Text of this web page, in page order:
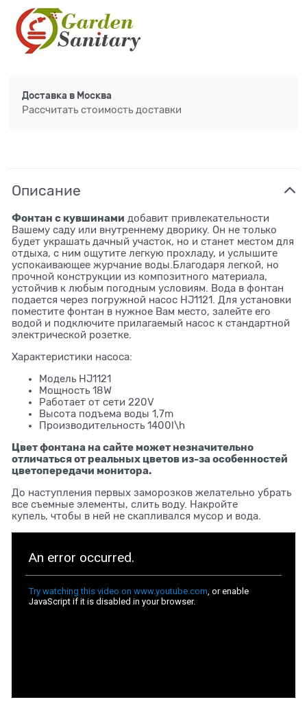
Доставка в Москва
Рассчитать стоимость доставки
Описание
Фонтан с кувшинами добавит привлекательности
Вашему саду или внутреннему дворику. Он не только
будет украшать дачный участок, но и станет местом для
отдыха, с ним ощутите легкую прохладу, и услышите
успокаивающее журчание воды.Благодаря легкой, но
прочной конструкции из композитного материала,
устойчив к любым погодным условиям. Вода в фонтан
подается через погружной насос HJ1121. Для установки
поместите фонтан в нужное Вам место, залейте его
водой и подключите прилагаемый насос к стандартной
электрической розетке.
Характеристики насоса:
Модель HJ1121
Мощность 18W
Работает от сети 220V
Высота подъема воды 1,7m
Производительность 1400l\h
Цвет фонтана на сайте может незначительно
отличаться от реальных цветов из-за особенностей
цветопередачи монитора.
До наступления первых заморозков желательно убрать
все съемные элементы, слить воду. Накройте
купель, чтобы в ней не скапливался мусор и вода.